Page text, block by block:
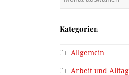
Kategorien
Allgemein
Arbeit und Alltag